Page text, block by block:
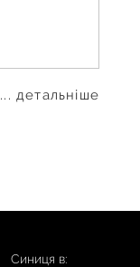
... детальніше
Синиця в: